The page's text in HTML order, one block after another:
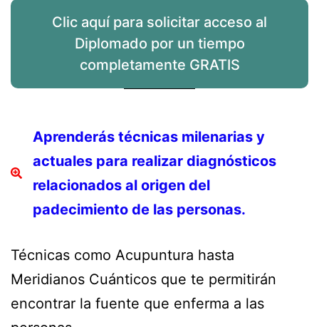
Clic aquí para solicitar acceso al
Diplomado por un tiempo
completamente GRATIS
Aprenderás técnicas milenarias y
actuales para realizar diagnósticos
relacionados al origen del
padecimiento de las personas.
Técnicas como Acupuntura hasta
Meridianos Cuánticos que te permitirán
encontrar la fuente que enferma a las